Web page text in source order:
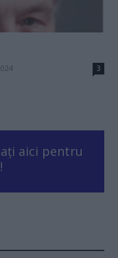
3
aici pentru